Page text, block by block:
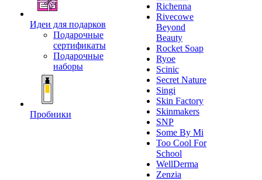
Идеи для подарков
Подарочные
сертификаты
Подарочные
наборы
Пробники
Richenna
Rivecowe
Beyond
Beauty
Rocket Soap
Ryoe
Scinic
Secret Nature
Singi
Skin Factory
Skinmakers
SNP
Some By Mi
Too Cool For
School
WellDerma
Zenzia